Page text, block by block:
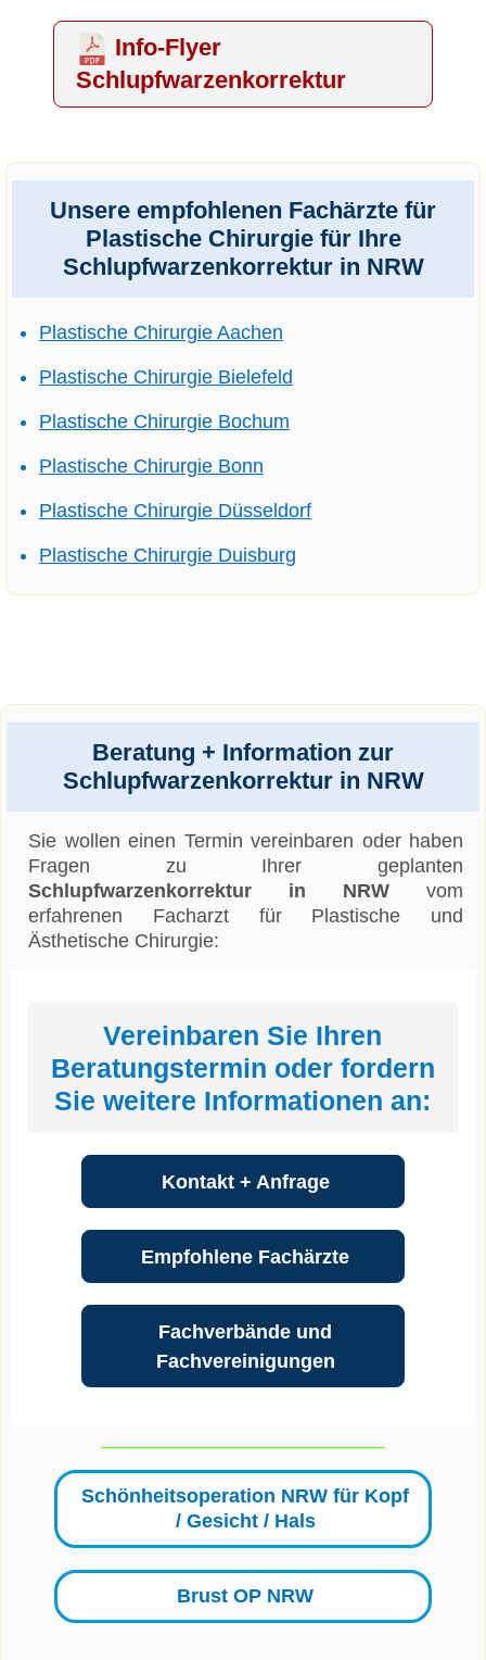
Info-Flyer
Schlupfwarzenkorrektur
Unsere empfohlenen Fachärzte für
Plastische Chirurgie für Ihre
Schlupfwarzenkorrektur in NRW
Plastische Chirurgie Aachen
Plastische Chirurgie Bielefeld
Plastische Chirurgie Bochum
Plastische Chirurgie Bonn
Plastische Chirurgie Düsseldorf
Plastische Chirurgie Duisburg
Beratung + Information zur
Schlupfwarzenkorrektur in NRW
Sie wollen einen Termin vereinbaren oder haben
Fragen zu Ihrer geplanten
Schlupfwarzenkorrektur in NRW vom
erfahrenen Facharzt für Plastische und
Ästhetische Chirurgie:
Vereinbaren Sie Ihren
Beratungstermin oder fordern
Sie weitere Informationen an:
Kontakt + Anfrage
Empfohlene Fachärzte
Fachverbände und
Fachvereinigungen
Schönheitsoperation NRW für Kopf
/ Gesicht / Hals
Brust OP NRW